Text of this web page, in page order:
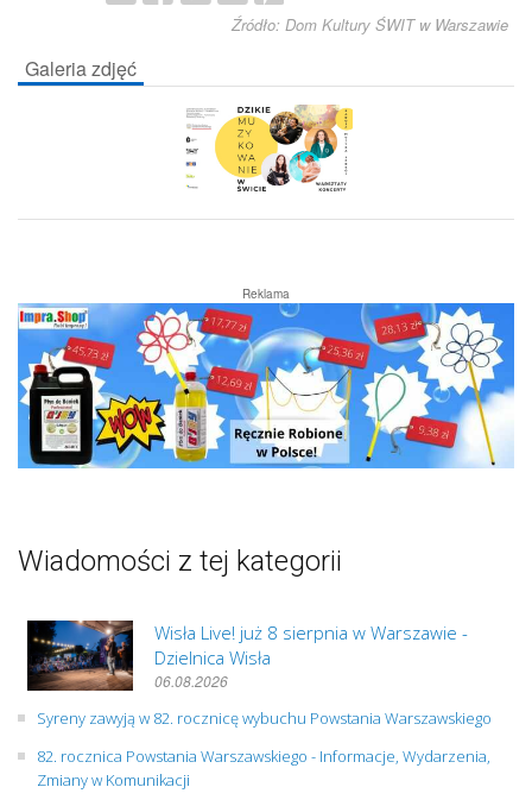
Źródło: Dom Kultury ŚWIT w Warszawie
Galeria zdjęć
Reklama
Wiadomości z tej kategorii
Wisła Live! już 8 sierpnia w Warszawie -
Dzielnica Wisła
06.08.2026
Syreny zawyją w 82. rocznicę wybuchu Powstania Warszawskiego
82. rocznica Powstania Warszawskiego - Informacje, Wydarzenia,
Zmiany w Komunikacji